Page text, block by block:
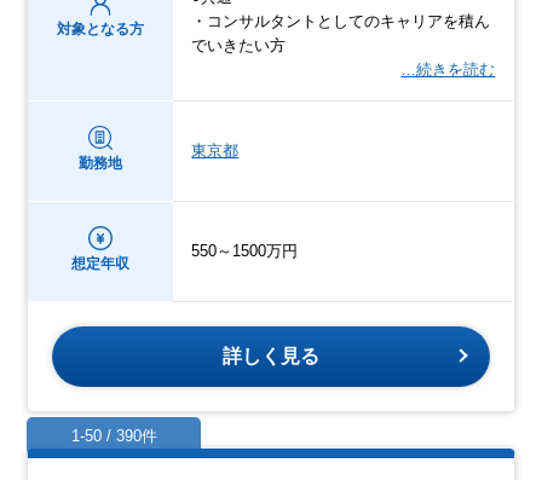
対象となる方
・コンサルタントとしてのキャリアを積ん
でいきたい方
…続きを読む
勤務地
東京都
想定年収
550～1500万円
詳しく見る
1-50 / 390件